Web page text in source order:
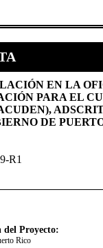
EN LA
PARA EL
DE
R1
del Proyecto:
Rico